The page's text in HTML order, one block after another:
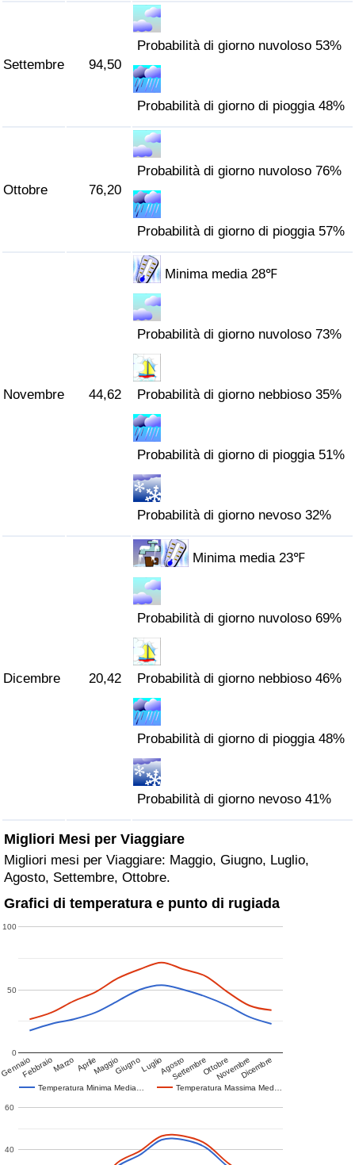
Settembre 94,50
Probabilità di giorno nuvoloso 53%
Probabilità di giorno di pioggia 48%
Ottobre 76,20
Probabilità di giorno nuvoloso 76%
Probabilità di giorno di pioggia 57%
Novembre 44,62
Minima media 28℉
Probabilità di giorno nuvoloso 73%
Probabilità di giorno nebbioso 35%
Probabilità di giorno di pioggia 51%
Probabilità di giorno nevoso 32%
Dicembre 20,42
Minima media 23℉
Probabilità di giorno nuvoloso 69%
Probabilità di giorno nebbioso 46%
Probabilità di giorno di pioggia 48%
Probabilità di giorno nevoso 41%
Migliori Mesi per Viaggiare
Migliori mesi per Viaggiare: Maggio, Giugno, Luglio,
Agosto, Settembre, Ottobre.
Grafici di temperatura e punto di rugiada
Temperatura Minima Media… Temperatura Massima Med…
GennaioFebbraioMarzo AprileMaggioGiugnoLuglioAgosto
SettembreOttobreNovembreDicembre
0
50
100
40
60